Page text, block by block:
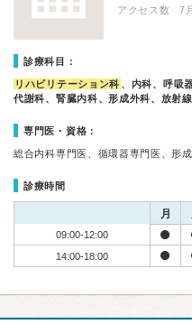
アクセス数 7
診療科目：
リハビリテーション科 、内科、呼吸
代謝科、腎臓内科、形成外科、放射
専門医・資格：
総合内科専門医、循環器専門医、形
診療時間
月
09:00-12:00
14:00-18:00